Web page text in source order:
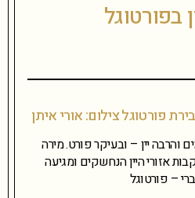
בפורטוגל
פורטוגל צילום: אורי איתן
והרבה יין – ובעיקר פורט. מירה
אזורי היין הנחשקים ומגיעה
– פורטוגל